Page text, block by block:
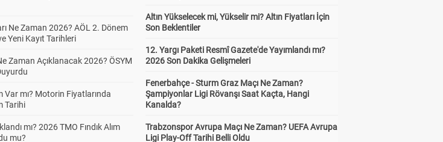
Ne Zaman 2026? AÖL 2. Dönem
Yeni Kayıt Tarihleri
Zaman Açıklanacak 2026? ÖSYM
Var mı? Motorin Fiyatlarında
Tarihi
mı? 2026 TMO Fındık Alım
mu?
Altın Yükselecek mi, Yükselir mi? Altın Fiyatları İçin
Son Beklentiler
12. Yargı Paketi Resmî Gazete'de Yayımlandı mı?
2026 Son Dakika Gelişmeleri
Fenerbahçe - Sturm Graz Maçı Ne Zaman?
Şampiyonlar Ligi Rövanşı Saat Kaçta, Hangi
Kanalda?
Trabzonspor Avrupa Maçı Ne Zaman? UEFA Avrupa
Ligi Play-Off Tarihi Belli Oldu